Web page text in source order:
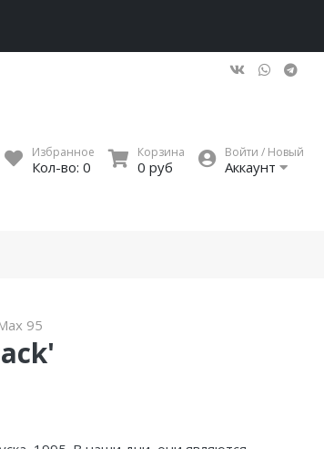
Избранное
Кол-во: 0
Корзина
0 руб
Войти / Новый
Аккаунт
95